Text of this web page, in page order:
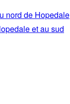
nord de Hopedale
et au sud